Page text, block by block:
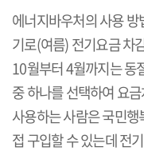
에너지바우처의 사용
기로(여름) 전기요금 차
10월부터 4월까지는 동
중 하나를 선택하여 요
사용하는 사람은 국민
접 구입할 수 있는데 전